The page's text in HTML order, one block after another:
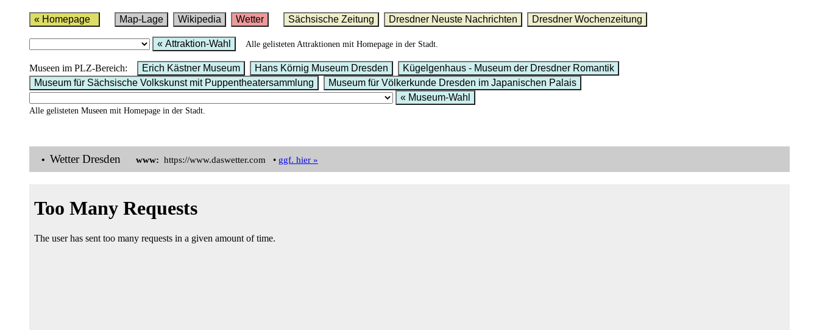
« Homepage Map-Lage Wikipedia Wetter Sächsische Zeitung Dresdner Neuste Nachrichten Dresdner Wochenzeitung
« Attraktion-Wahl Alle gelisteten Attraktionen mit Homepage in der Stadt.
Museen im PLZ-Bereich: Erich Kästner Museum Hans Körnig Museum Dresden
Kügelgenhaus - Museum der Dresdner Romantik
Museum für Sächsische Volkskunst mit Puppentheatersammlung
Museum für Völkerkunde Dresden im Japanischen Palais
« Museum-Wahl
Alle gelisteten Museen mit Homepage in der Stadt.
• Wetter Dresden www: https://www.daswetter.com • ggf. hier »